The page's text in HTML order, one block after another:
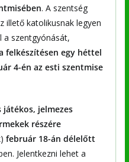
. A szentség
illető katolikusnak legyen
a szentgyónását,
felkészítésen egy héttel
4-én az esti szentmise
játékos, jelmezes
részére
február 18-án délelőtt
Jelentkezni lehet a